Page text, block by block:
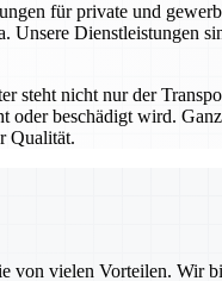
für private und
Dienstleistungen
steht nicht nur der
oder beschädigt wird.
Qualität.
von vielen Vorteilen. Wir